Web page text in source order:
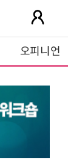
오피니언